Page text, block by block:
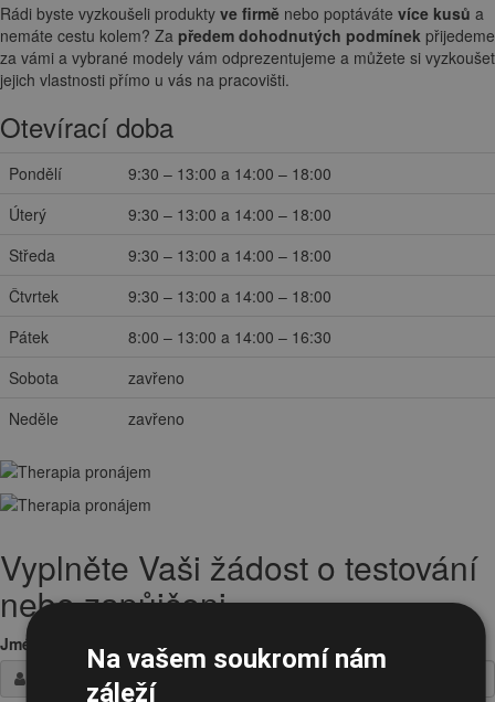
Rádi byste vyzkoušeli produkty ve firmě nebo poptáváte více kusů a
nemáte cestu kolem? Za předem dohodnutých podmínek přijedeme
za vámi a vybrané modely vám odprezentujeme a můžete si vyzkoušet
jejich vlastnosti přímo u vás na pracovišti.
Otevírací doba
Pondělí
9:30 – 13:00 a 14:00 – 18:00
Úterý
9:30 – 13:00 a 14:00 – 18:00
Středa
9:30 – 13:00 a 14:00 – 18:00
Čtvrtek
9:30 – 13:00 a 14:00 – 18:00
Pátek
8:00 – 13:00 a 14:00 – 16:30
Sobota
zavřeno
Neděle
zavřeno
Vyplněte Vaši žádost o testování
nebo zapůjčeni
Jméno / FirmaNa vašem soukromí nám
záleží